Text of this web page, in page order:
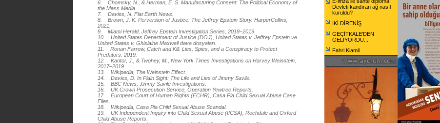
6. Chomsky, N., & Herman, E. S. Manufacturing Consent: The Political Economy of
the Mass Media.
7. Davies, N. Flat Earth News.
8. Brown, J. K. Perversion of Justice: The Jeffrey Epstein Story. HarperCollins,
2021.
9. Miami Herald, Jeffrey Epstein Investigation Series, 2018–2019.
10. United States Department of Justice (DOJ), United States v. Jeffrey Epstein ve
United States v. Ghislaine Maxwell dava dosyaları.
11. Ronan Farrow, Catch and Kill: Lies, Spies, and a Conspiracy to Protect
Predators. 2019.
12. Kantor, J., & Twohey, M., New York Times Investigations on Harvey Weinstein,
2017–2019.
13. Wikipedia, The Weinstein Effect.
14. Davies, D. In Plain Sight: The Life and Lies of Jimmy Savile.
15. BBC News, Jimmy Savile Investigations.
16. UK Crown Prosecution Service, Operation Yewtree Reports.
17. European Court of Human Rights (ECHR), Casa Pia Child Sexual Abuse Case
Files.
18. Wikipedia, Casa Pia Child Sexual Abuse Scandal.
19. UK Independent Inquiry into Child Sexual Abuse (IICSA), Rochdale and Oxford
Child Abuse Reports.
Devleti kandıran ağ nasıl
kuruldu?
İKİ DİRENİŞ
GEÇİTKALE'DEN
GELİYORDU...
Fahri Kiamil